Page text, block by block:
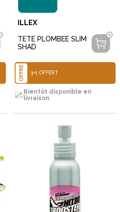
ILLEX
TETE PLOMBEE SLIM
SHAD
OFFRE 3+1 OFFERT
Bientôt disponible en
livraison